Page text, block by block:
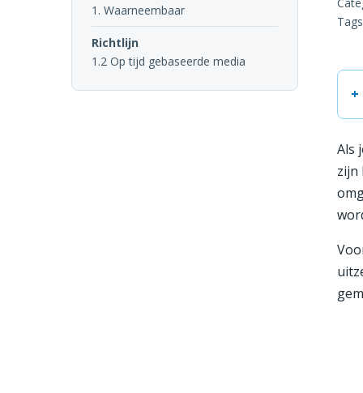
1. Waarneembaar
Richtlijn
1.2 Op tijd gebaseerde media
Als
zijn